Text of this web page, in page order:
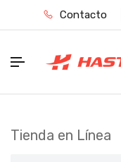
Contacto
Tienda en Línea